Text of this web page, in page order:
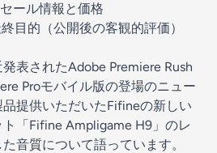
ール情報と価格
目的（公開後の客観的評価）
表されたAdobe Premiere Rush
Proモバイル版の登場のニュー
提供いただいたFifineの新しい
「Fifine Ampligame H9」のレ
音質について語っています。